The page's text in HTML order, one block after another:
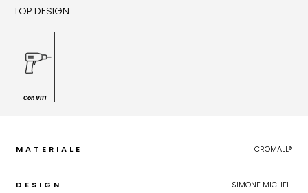
TOP DESIGN
Con VITI
MATERIALE CROMALL®
DESIGN SIMONE MICHELI